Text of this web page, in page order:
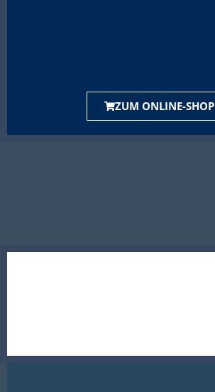
ZUM ONLINE-SHOP